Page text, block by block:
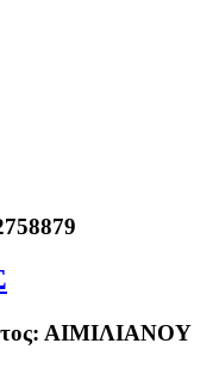
ΑΙΜΙΛΙΑΝΟΥ